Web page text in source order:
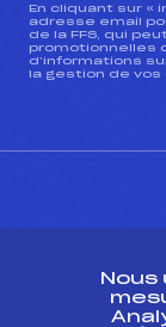
En cliquant sur «
adresse email
de la FFS, qui
promotionnelles
d’informations
la gestion de
Nous